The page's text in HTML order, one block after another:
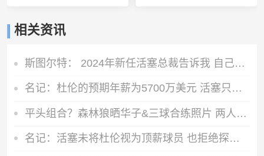
相关资讯
斯图尔特： 2024年新任活塞总裁告诉我 自己可能成为交易筹码
名记：杜伦的预期年薪为5700万美元 活塞只愿提供3000-3500万美元
平头组合？森林狼晒华子&三球合练照片 两人平头形象引人注意
名记：活塞未将杜伦视为顶薪球员 也拒绝探讨任何先签后换的方案